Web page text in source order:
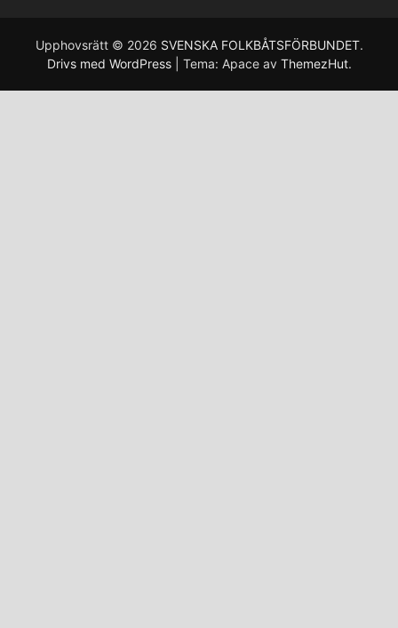
Upphovsrätt © 2026 SVENSKA FOLKBÅTSFÖRBUNDET.
Drivs med WordPress
Tema: Apace av ThemezHut.